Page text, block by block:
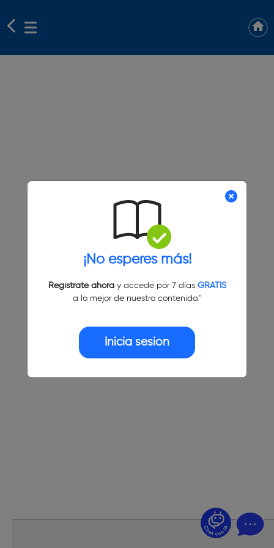
¡No esperes más!
Regístrate ahoray accede por 7 días GRATIS
a lo mejor de nuestro contenido."
Inicia sesión